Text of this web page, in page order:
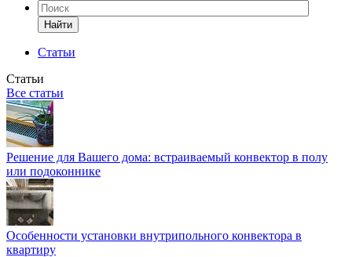
Найти
Статьи
Статьи
Все статьи
Решение для Вашего дома: встраиваемый конвектор в полу
или подоконнике
Особенности установки внутрипольного конвектора в
квартиру